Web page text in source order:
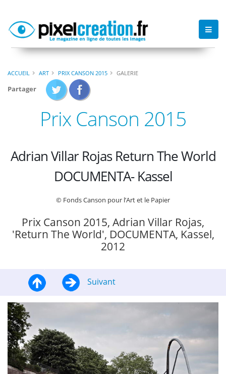
ACCUEIL ART PRIX CANSON 2015 GALERIE
Partager
Prix Canson 2015
Adrian Villar Rojas Return The World
DOCUMENTA- Kassel
© Fonds Canson pour l’Art et le Papier
Prix Canson 2015, Adrian Villar Rojas,
'Return The World', DOCUMENTA, Kassel,
2012
Suivant